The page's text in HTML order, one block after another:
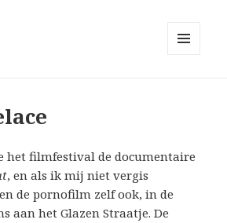
het filmfestival de documentaire
, en als ik mij niet vergis
de pornofilm zelf ook, in de
aan het Glazen Straatje. De